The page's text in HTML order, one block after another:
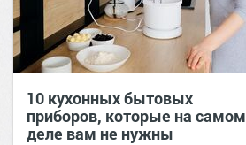
10 кухонных бытовых
приборов, которые на самом
деле вам не нужны